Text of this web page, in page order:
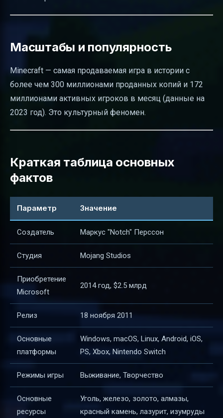
Масштабы и популярность
Minecraft — самая продаваемая игра в истории с
более чем 300 миллионами проданных копий и 172
миллионами активных игроков в месяц (данные на
2023 год). Это культурный феномен.
Краткая таблица основных
фактов
Параметр Значение
Создатель Маркус "Notch" Перссон
Студия Mojang Studios
Приобретение
Microsoft
2014 год, $2.5 млрд
Релиз 18 ноября 2011
Основные
платформы
Windows, macOS, Linux, Android, iOS,
PS, Xbox, Nintendo Switch
Режимы игры Выживание, Творчество
Основные
ресурсы
Уголь, железо, золото, алмазы,
красный камень, лазурит, изумруды